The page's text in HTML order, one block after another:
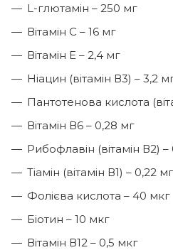
L-глютамін – 250 мг
Вітамін С – 16 мг
Вітамін Е – 2,4 мг
Ніацин (вітамін В3) – 3,2
Пантотенова кислота
Вітамін В6 – 0,28 мг
Рибофлавін (вітамін В2)
Тіамін (вітамін В1) – 0,22 мг
Фолієва кислота – 40 мкг
Біотин – 10 мкг
Вітамін В12 – 0,5 мкг